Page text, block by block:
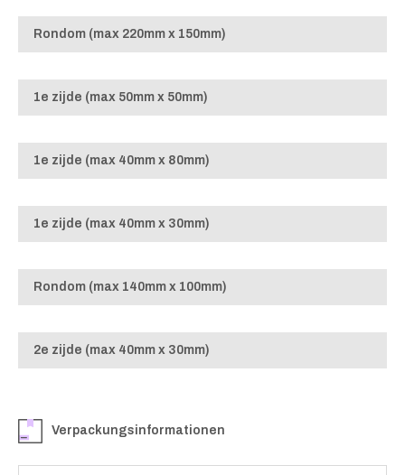
Rondom (max 220mm x 150mm)
1e zijde (max 50mm x 50mm)
1e zijde (max 40mm x 80mm)
1e zijde (max 40mm x 30mm)
Rondom (max 140mm x 100mm)
2e zijde (max 40mm x 30mm)
Verpackungsinformationen